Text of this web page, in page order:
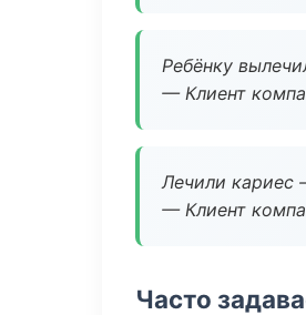
Ребёнку
— Клиент
Лечили кариес
— Клиент
Часто